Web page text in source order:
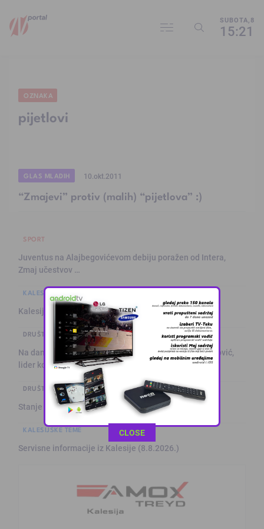
SUBOTA,8
15:21
OZNAKA
pijetlovi
GLAS MLADIH 10.okt.2011
“Zmajevi” protiv (malih) “pijetlova” :)
SPORT
Juventus na Alajbegovićevom debiju poražen od Intera,
Zmaj učestvov …
KALESIJSKE TEME
Kalesija: Kuća za odmor sa grijanim bazenom
DRUŠTVO I POLITIKA
Na današnji dan prije 101. godine rođen Alija Izetbegović,
lider ko …
DRUŠTVO I POLITIKA
Stanje na putevima
KALESIJSKE TEME
Servisne informacije iz Kalesije (8.8.2026.)
This popup will close in:
CLOSE